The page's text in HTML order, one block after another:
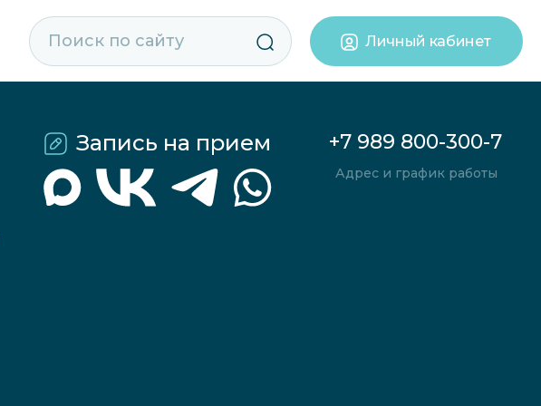
Личный кабинет
Запись на прием +7 989 800-300-7
Адрес и график работы